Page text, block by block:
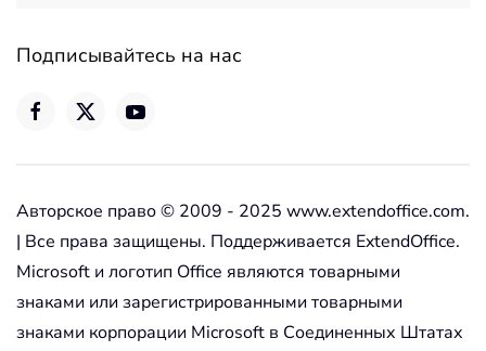
Подписывайтесь на нас
Авторское право © 2009 - 2025 www.extendoffice.com.
| Все права защищены. Поддерживается ExtendOffice.
Microsoft и логотип Office являются товарными
знаками или зарегистрированными товарными
знаками корпорации Microsoft в Соединенных Штатах